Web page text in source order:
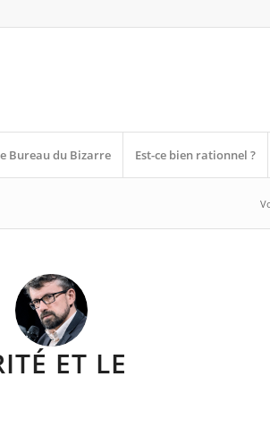
Bureau du Bizarre Est-ce bien rationnel ?
ET LE